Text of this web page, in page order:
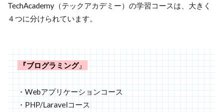
TechAcademy（テックアカデミー）の学習コースは、大きく
４つに分けられています。
『ブログラミング』
・Webアプリケーションコース
・PHP/Laravelコース